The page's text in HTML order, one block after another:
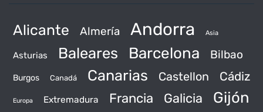
Alicante Almería Andorra Asia
Asturias Baleares Barcelona Bilbao
Burgos Canadá Canarias Castellon Cádiz
Europa Extremadura Francia Galicia Gijón